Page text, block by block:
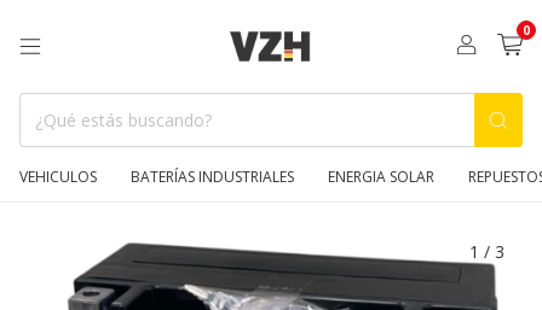
0
VEHICULOS BATERÍAS INDUSTRIALES ENERGIA SOLAR
1 / 3